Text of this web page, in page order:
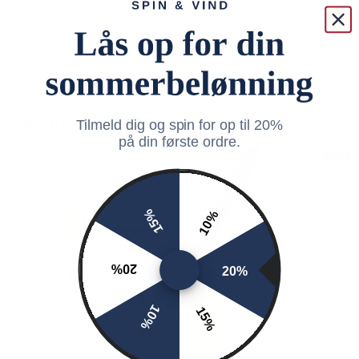
Spotlight: Trending Products
Tilmeld dig og spin for op til 20%
på din første ordre.
10%
20%
15%
10%
20%
15%